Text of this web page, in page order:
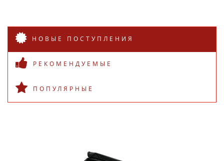
НОВЫЕ ПОСТУПЛЕНИЯ
РЕКОМЕНДУЕМЫЕ
ПОПУЛЯРНЫЕ